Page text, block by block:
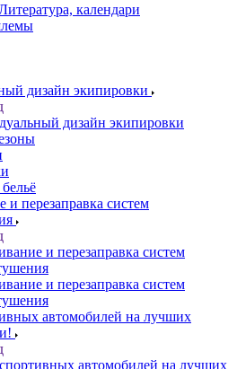
календари
дизайн экипировки
дизайн экипировки
перезаправка систем
и перезаправка систем
и перезаправка систем
автомобилей на лучших
автомобилей на лучших